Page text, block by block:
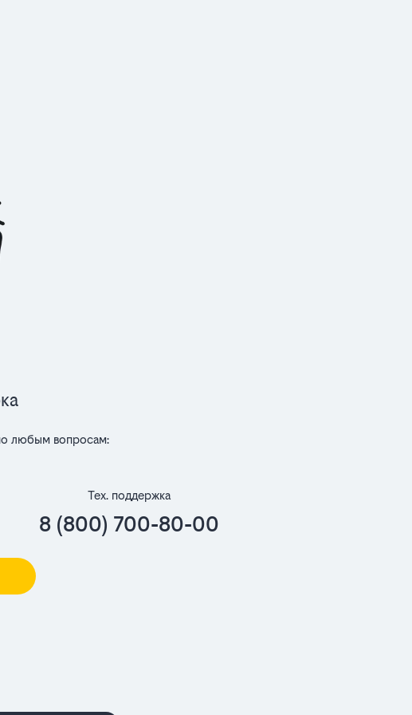
любым вопросам:
Тех. поддержка
8 (800) 700-80-00